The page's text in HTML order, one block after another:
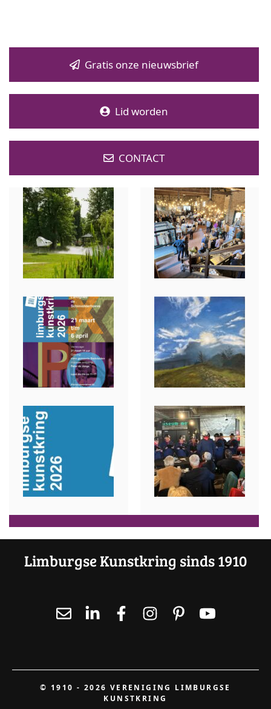
Gratis onze nieuwsbrief
Lid worden
CONTACT
Limburgse Kunstkring sinds 1910
© 1910 - 2026 VERENIGING LIMBURGSE
KUNSTKRING